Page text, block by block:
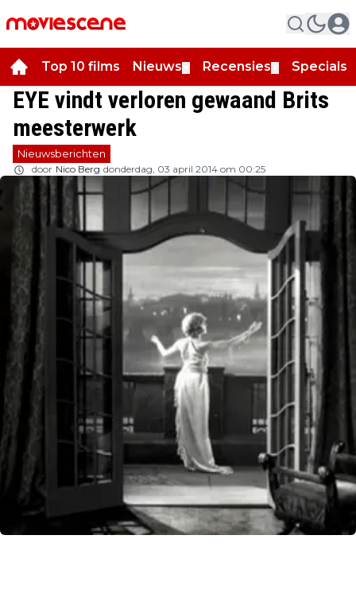
Top 10 films Nieuws Recensies Specials
EYE vindt verloren gewaand Brits
meesterwerk
Nieuwsberichten
door Nico Berg donderdag, 03 april 2014 om 00:25